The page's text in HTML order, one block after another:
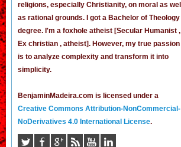
religions, especially Christianity, on moral as well
as rational grounds. I got a Bachelor of Theology
degree. I'm a foxhole atheist [Secular Humanist ,
Ex christian , atheist]. However, my true passion
is to analyze complexity and transform it into
simplicity.
BenjaminMadeira.com is licensed under a
Creative Commons Attribution-NonCommercial-
NoDerivatives 4.0 International License.